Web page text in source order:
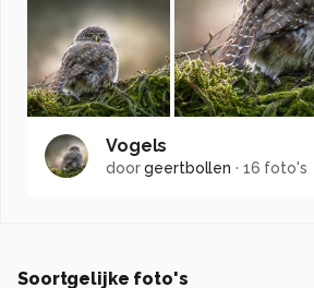
Vogels
doorgeertbollen · 16 foto's
Soortgelijke foto's